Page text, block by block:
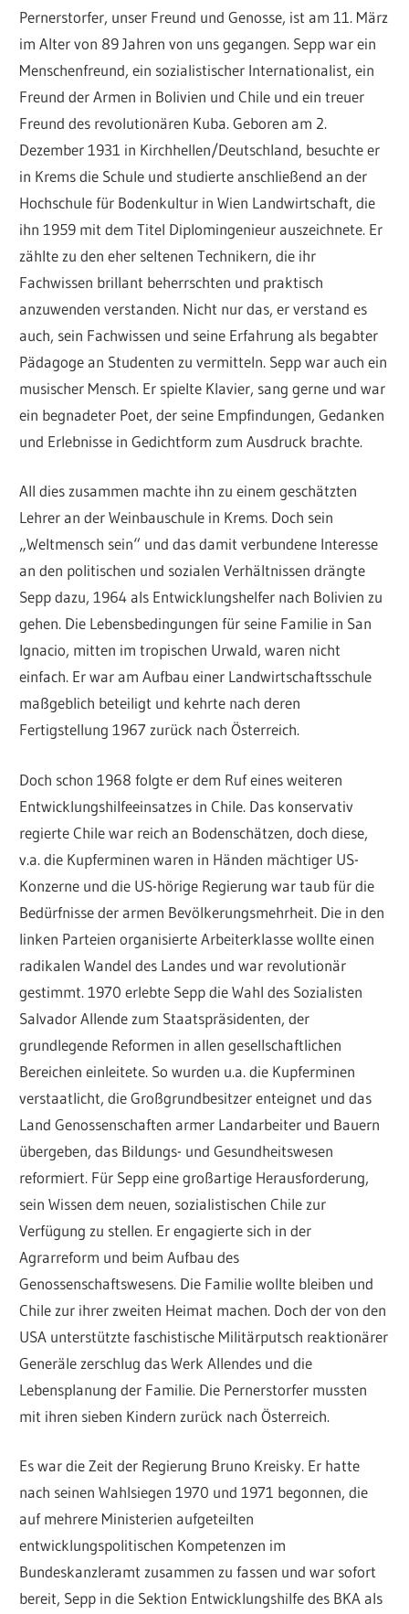
Pernerstorfer, unser Freund und Genosse, ist am 11. März
im Alter von 89 Jahren von uns gegangen. Sepp war ein
Menschenfreund, ein sozialistischer Internationalist, ein
Freund der Armen in Bolivien und Chile und ein treuer
Freund des revolutionären Kuba. Geboren am 2.
Dezember 1931 in Kirchhellen/Deutschland, besuchte er
in Krems die Schule und studierte anschließend an der
Hochschule für Bodenkultur in Wien Landwirtschaft, die
ihn 1959 mit dem Titel Diplomingenieur auszeichnete. Er
zählte zu den eher seltenen Technikern, die ihr
Fachwissen brillant beherrschten und praktisch
anzuwenden verstanden. Nicht nur das, er verstand es
auch, sein Fachwissen und seine Erfahrung als begabter
Pädagoge an Studenten zu vermitteln. Sepp war auch ein
musischer Mensch. Er spielte Klavier, sang gerne und war
ein begnadeter Poet, der seine Empfindungen, Gedanken
und Erlebnisse in Gedichtform zum Ausdruck brachte.
All dies zusammen machte ihn zu einem geschätzten
Lehrer an der Weinbauschule in Krems. Doch sein
„Weltmensch sein“ und das damit verbundene Interesse
an den politischen und sozialen Verhältnissen drängte
Sepp dazu, 1964 als Entwicklungshelfer nach Bolivien zu
gehen. Die Lebensbedingungen für seine Familie in San
Ignacio, mitten im tropischen Urwald, waren nicht
einfach. Er war am Aufbau einer Landwirtschaftsschule
maßgeblich beteiligt und kehrte nach deren
Fertigstellung 1967 zurück nach Österreich.
Doch schon 1968 folgte er dem Ruf eines weiteren
Entwicklungshilfeeinsatzes in Chile. Das konservativ
regierte Chile war reich an Bodenschätzen, doch diese,
v.a. die Kupferminen waren in Händen mächtiger US-
Konzerne und die US-hörige Regierung war taub für die
Bedürfnisse der armen Bevölkerungsmehrheit. Die in den
linken Parteien organisierte Arbeiterklasse wollte einen
radikalen Wandel des Landes und war revolutionär
gestimmt. 1970 erlebte Sepp die Wahl des Sozialisten
Salvador Allende zum Staatspräsidenten, der
grundlegende Reformen in allen gesellschaftlichen
Bereichen einleitete. So wurden u.a. die Kupferminen
verstaatlicht, die Großgrundbesitzer enteignet und das
Land Genossenschaften armer Landarbeiter und Bauern
übergeben, das Bildungs- und Gesundheitswesen
reformiert. Für Sepp eine großartige Herausforderung,
sein Wissen dem neuen, sozialistischen Chile zur
Verfügung zu stellen. Er engagierte sich in der
Agrarreform und beim Aufbau des
Genossenschaftswesens. Die Familie wollte bleiben und
Chile zur ihrer zweiten Heimat machen. Doch der von den
USA unterstützte faschistische Militärputsch reaktionärer
Generäle zerschlug das Werk Allendes und die
Lebensplanung der Familie. Die Pernerstorfer mussten
mit ihren sieben Kindern zurück nach Österreich.
Es war die Zeit der Regierung Bruno Kreisky. Er hatte
nach seinen Wahlsiegen 1970 und 1971 begonnen, die
auf mehrere Ministerien aufgeteilten
entwicklungspolitischen Kompetenzen im
Bundeskanzleramt zusammen zu fassen und war sofort
bereit, Sepp in die Sektion Entwicklungshilfe des BKA als